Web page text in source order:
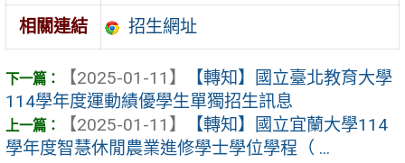
相關連結
招生網址
【2025-01-11】
【轉知】國立臺北教育大學
114學年度運動績優學生單獨招生訊息
【2025-01-11】
【轉知】國立宜蘭大學114
學年度智慧休閒農業進修學士學位學程（ ...